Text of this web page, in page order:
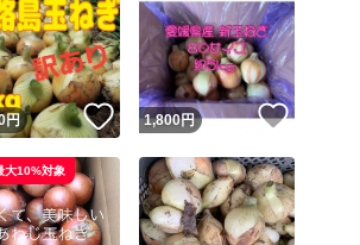
円 いいね！
1,800円 いいね！
大10%対象